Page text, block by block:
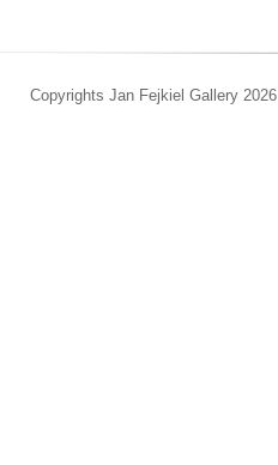
Copyrights Jan Fejkiel Gallery 2026